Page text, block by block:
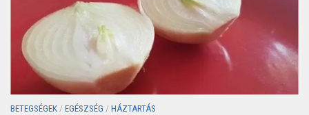
BETEGSÉGEK / EGÉSZSÉG / HÁZTARTÁS